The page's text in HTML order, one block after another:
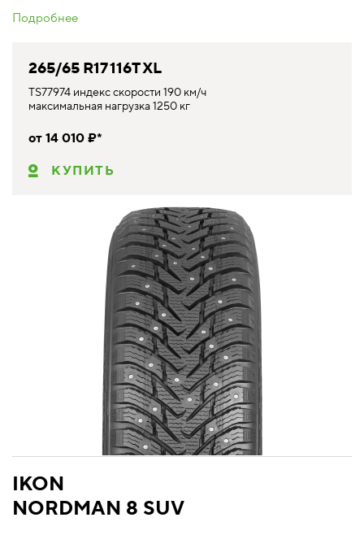
Подробнее
265/65 R17 116T XL
TS77974 индекс скорости 190 км/ч
максимальная нагрузка 1250 кг
от 14 010 ₽*
КУПИТЬ
IKON
NORDMAN 8 SUV